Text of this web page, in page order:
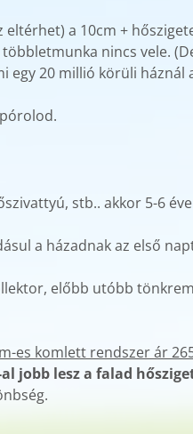
a 10cm +
nincs vele.
egy 20 millió körüli háznál
stb.. akkor 5-6
a házadnak az első
előbb utóbb
es komlett rendszer ár
al jobb lesz a falad